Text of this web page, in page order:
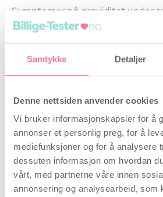
Samtykke Detaljer
Denne nettsiden anvender cookies
Vi bruker informasjonskapsler for å
annonser et personlig preg, for å
mediefunksjoner og for å analysere
dessuten informasjon om hvordan
vårt, med partnerne våre innen
annonsering og analysearbeid, som
Symptomer på graviditet under
endre seg fra den ene dagen til
graviditetstegn og
kanskje opplever du dem ikke i
resten av svangerskapet.
som regel er sterkest i
det er da kvinnen behøver å ta
seg selv og hvordan hun føler
Det kan bety at den gravide har
hvile på dagen, å unngå å
bære tungt, og generelt tenke litt